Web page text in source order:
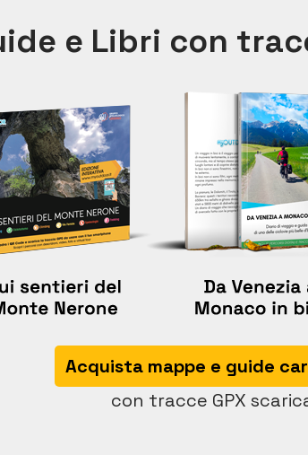
e Libri con
Acquista mappe e guide
con tracce GPX